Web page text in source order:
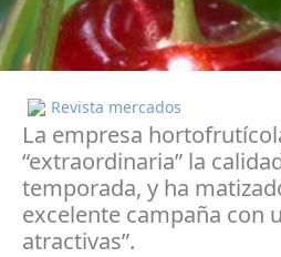
Revista mercados
La empresa
“extraordinaria” la
temporada, y ha
excelente campaña con
atractivas”.